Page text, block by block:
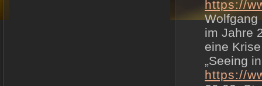
https://
Wolfgang
im Jahre
eine
„Seeing
https://